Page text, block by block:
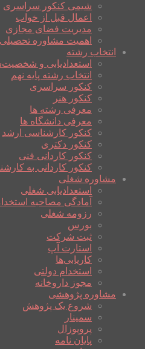
شیمی کنکور سراسری
اعمال قبل از خواب
مدیریت فضای مجازی
اهمیت مشاوره تحصیلی
انتخاب رشته
استعدادیابی و
انتخاب رشته پایه نهم
کنکور سراسری
کنکور هنر
معرفی رشته ها
معرفی دانشگاه ها
کنکور کارشناسی ارشد
کنکور دکتری
کنکور کاردانی فنی
کنکور کاردانی به
مشاوره شغلی
استعدادیابی شغلی
آمادگی مصاحبه
رزومه شغلی
بورس
ثبت شرکت
استارت آپ
کاریابی‌ها
استخدام دولتی
مجوز داروخانه
مشاوره پژوهشی
شروع یک پژوهش
سمینار
پروپوزال
پایان نامه